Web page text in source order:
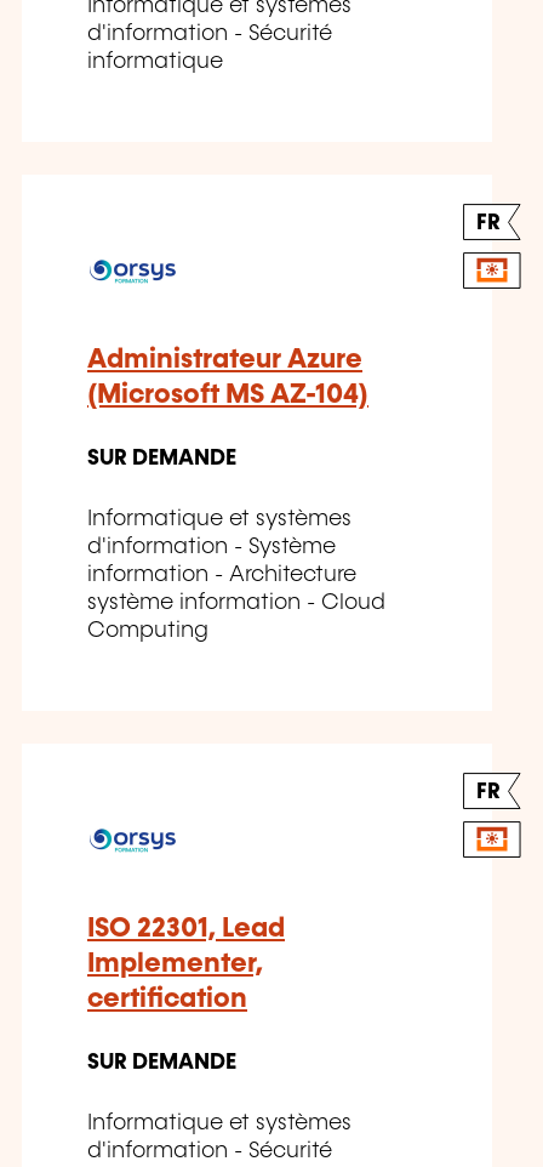
Informatique et systèmes
d'information - Sécurité
informatique
FR
Administrateur Azure
(Microsoft MS AZ-104)
SUR DEMANDE
Informatique et systèmes
d'information - Système
information - Architecture
système information - Cloud
Computing
FR
ISO 22301, Lead
Implementer,
certification
SUR DEMANDE
Informatique et systèmes
d'information - Sécurité